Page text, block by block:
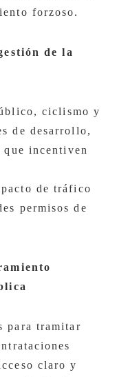
forzoso.
de la
ciclismo y
de desarrollo,
incentiven
de tráfico
permisos de
para tramitar
claro y